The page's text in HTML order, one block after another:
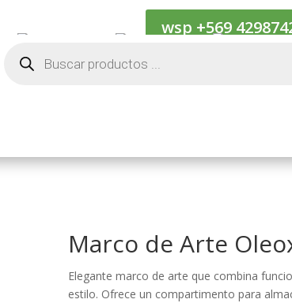
wsp +569
Cotiza Kif Internacional
productos
Marco de Arte
Elegante marco de arte que combina
estilo. Ofrece un compartimento para